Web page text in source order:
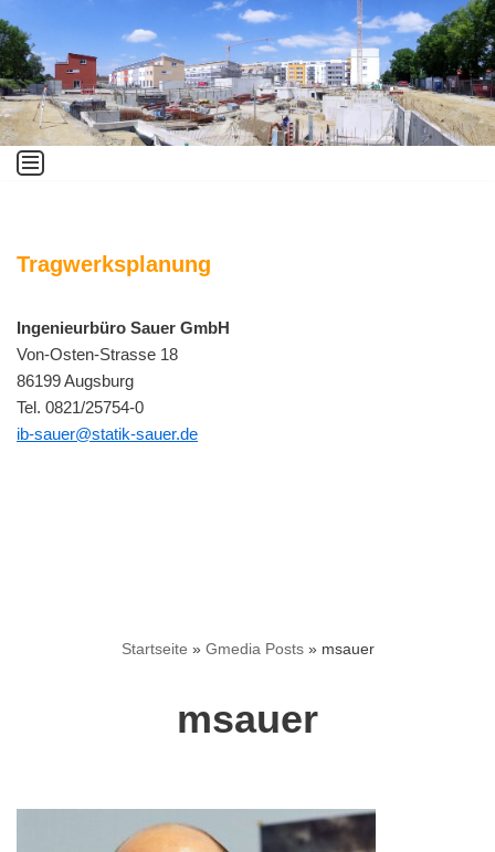
Zum
Inhalt
springen
Tragwerksplanung
Ingenieurbüro Sauer GmbH
Von-Osten-Strasse 18
86199 Augsburg
Tel. 0821/25754-0
ib-sauer@statik-sauer.de
Startseite » Gmedia Posts» msauer
msauer